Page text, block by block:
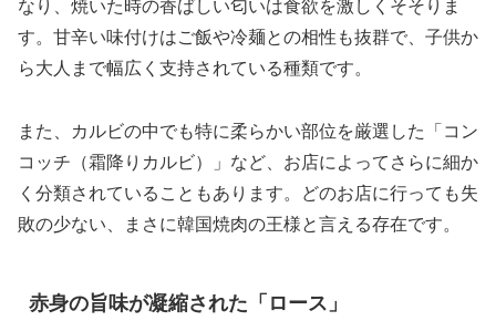
なり、焼いた時の香ばしい匂いは食欲を激しくそそりま
す。甘辛い味付けはご飯や冷麺との相性も抜群で、子供か
ら大人まで幅広く支持されている種類です。
また、カルビの中でも特に柔らかい部位を厳選した「コン
コッチ（霜降りカルビ）」など、お店によってさらに細か
く分類されていることもあります。どのお店に行っても失
敗の少ない、まさに韓国焼肉の王様と言える存在です。
赤身の旨味が凝縮された「ロース」